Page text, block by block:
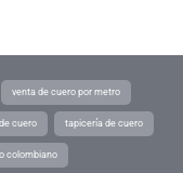
venta de cuero por metro
cuero tapicería de cuero
colombiano